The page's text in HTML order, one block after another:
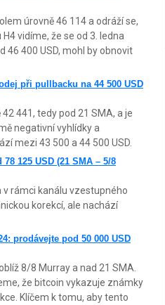
úrovně 46 114 a odráží se,
vidíme, že se od 3. ledna
46 400 USD, mohl by obnovit
při pullbacku na 44 500 USD
441, tedy pod 21 SMA, a je
negativní vyhlídky a
mezi 43 500 a 44 500 USD.
125 USD (21 SMA – 5/8
v rámci kanálu vzestupného
korekcí, ale nachází
prodávejte pod 50 000 USD
8/8 Murray a nad 21 SMA.
že bitcoin vykazuje známky
Klíčem k tomu, aby tento